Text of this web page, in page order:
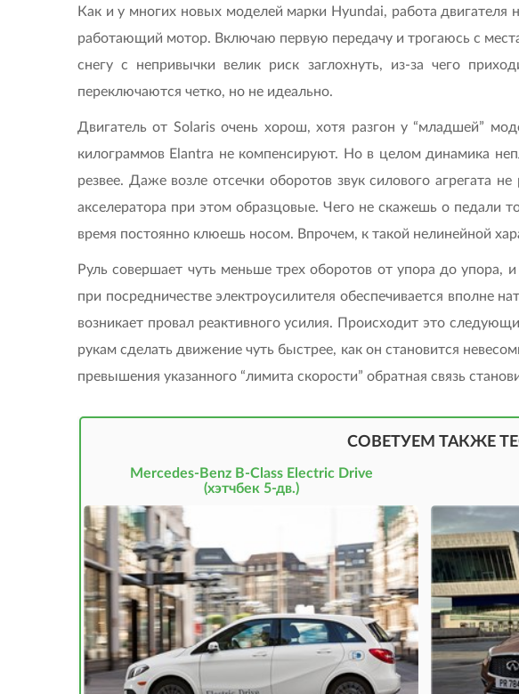
Как и у многих новых моделей марки Hyundai, работа
работающий мотор. Включаю первую передачу и трогаюсь с
снегу с непривычки велик риск заглохнуть, из-за чего
переключаются четко, но не идеально.
Двигатель от Solaris очень хорош, хотя разгон у “младшей”
килограммов Elantra не компенсируют. Но в целом динамика
резвее. Даже возле отсечки оборотов звук силового агрегата
акселератора при этом образцовые. Чего не скажешь о педали
время постоянно клюешь носом. Впрочем, к такой нелинейной
Руль совершает чуть меньше трех оборотов от упора до упора,
при посредничестве электроусилителя обеспечивается вполне
возникает провал реактивного усилия. Происходит это
рукам сделать движение чуть быстрее, как он становится
превышения указанного “лимита скорости” обратная связь
СОВЕТУЕМ ТАКЖЕ
Mercedes-Benz B-Class Electric Drive
(хэтчбек 5-дв.)